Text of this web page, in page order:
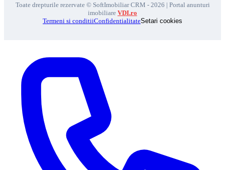
Toate drepturile rezervate © SoftImobiliar CRM - 2026 | Portal anunturi
imobiliare VDI.ro
Termeni si conditiiConfidentialitateSetari cookies